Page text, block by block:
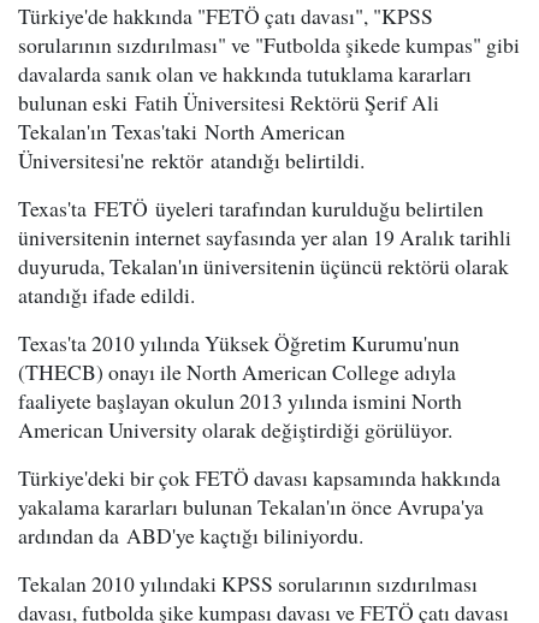
Türkiye'de hakkında "FETÖ çatı davası", "KPSS
sorularının sızdırılması" ve "Futbolda şikede kumpas" gibi
davalarda sanık olan ve hakkında tutuklama kararları
bulunan eski Fatih Üniversitesi Rektörü Şerif Ali
Tekalan'ın Texas'taki North American
Üniversitesi'ne rektör atandığı belirtildi.
Texas'ta FETÖ üyeleri tarafından kurulduğu belirtilen
üniversitenin internet sayfasında yer alan 19 Aralık tarihli
duyuruda, Tekalan'ın üniversitenin üçüncü rektörü olarak
atandığı ifade edildi.
Texas'ta 2010 yılında Yüksek Öğretim Kurumu'nun
(THECB) onayı ile North American College adıyla
faaliyete başlayan okulun 2013 yılında ismini North
American University olarak değiştirdiği görülüyor.
Türkiye'deki bir çok FETÖ davası kapsamında hakkında
yakalama kararları bulunan Tekalan'ın önce Avrupa'ya
ardından da ABD'ye kaçtığı biliniyordu.
Tekalan 2010 yılındaki KPSS sorularının sızdırılması
davası, futbolda şike kumpası davası ve FETÖ çatı davası